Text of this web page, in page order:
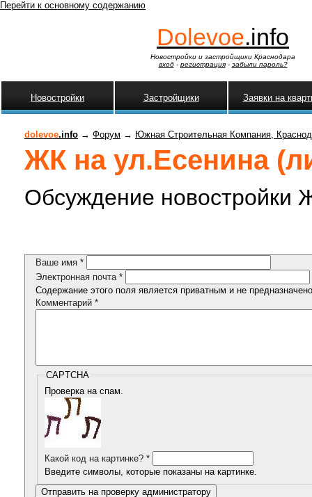
Перейти к основному содержанию
Dolevoe.info
Новостройки и застройщики Краснодара
вход- регистрация- забыли пароль?
Новостройки Застройщики Заявки на
dolevoe.info → Форум → Южная Строительная Компания,
ЖК на ул.Есенина
Обсуждение новостройки
Ваше имя *
Электронная почта *
Содержание этого поля является приватным и не
Комментарий *
CAPTCHA
Проверка на спам.
Какой код на картинке? *
Введите символы, которые показаны на картинке.